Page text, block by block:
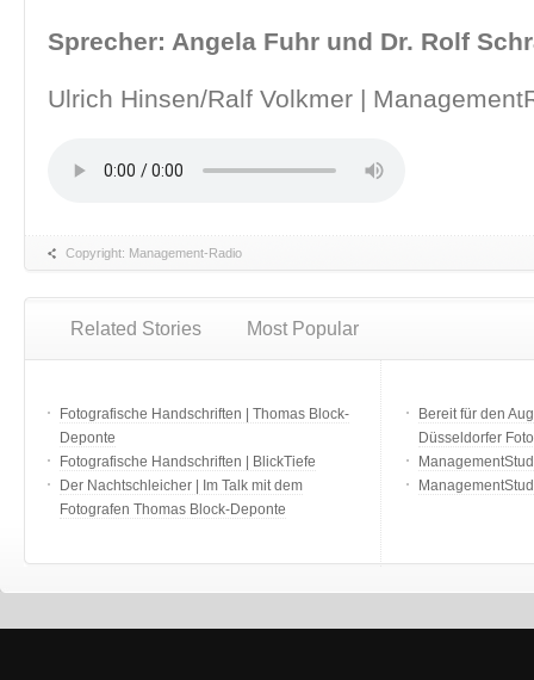
Sprecher: Angela Fuhr und Dr. Rolf
Ulrich Hinsen/Ralf Volkmer |
Copyright: Management-Radio
Related Stories Most Popular
Fotografische Handschriften | Thomas Block-
Deponte
Fotografische Handschriften | BlickTiefe
Der Nachtschleicher | Im Talk mit dem
Fotografen Thomas Block-Deponte
Bereit für den
Düsseldorfer